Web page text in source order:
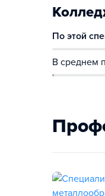
По этой
В среднем